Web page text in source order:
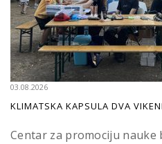
03.08.2026
KLIMATSKA KAPSULA DVA
Centar za promociju nauke